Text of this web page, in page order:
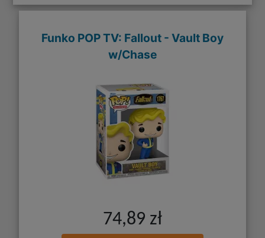
Funko POP TV: Fallout - Vault Boy
w/Chase
74,89 zł